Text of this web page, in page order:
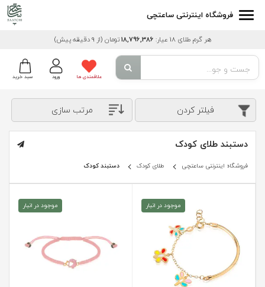
فروشگاه اینترنتی ساعتچی
هر گرم طلای 18 عیار: 18,796,386تومان (از 9 دقیقه پیش)
سبد خرید ورود علاقمندی ها
فیلتر کردن مرتب سازی
دستبند طلای کودک
فروشگاه اینترنتی ساعتچی طلای کودک دستبند کودک
موجود در انبار موجود در انبار